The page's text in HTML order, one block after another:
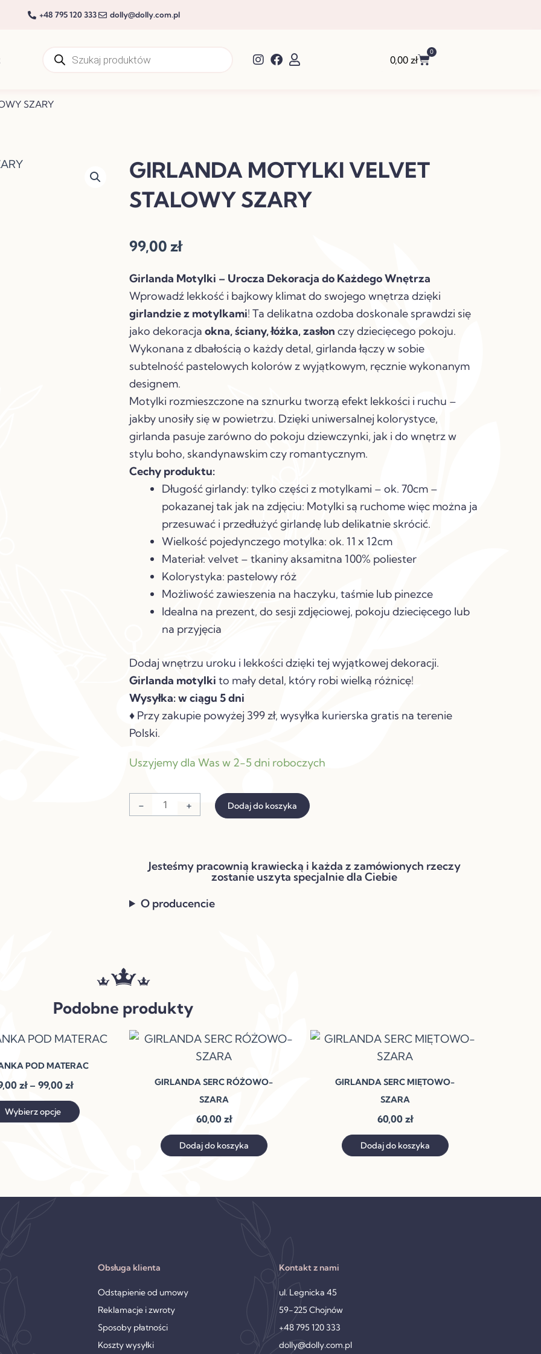
+48 795 120 333 dolly@dolly.com.pl
produktów 0,00 zł
0
Wózek
SZARY
GIRLANDA MOTYLKI VELVET
STALOWY SZARY
99,00 zł
Girlanda Motylki – Urocza Dekoracja do Każdego Wnętrza
Wprowadź lekkość i bajkowy klimat do swojego wnętrza dzięki
girlandzie z motylkami! Ta delikatna ozdoba doskonale sprawdzi się
jako dekoracja okna, ściany, łóżka, zasłon czy dziecięcego pokoju.
Wykonana z dbałością o każdy detal, girlanda łączy w sobie
subtelność pastelowych kolorów z wyjątkowym, ręcznie wykonanym
designem.
Motylki rozmieszczone na sznurku tworzą efekt lekkości i ruchu –
jakby unosiły się w powietrzu. Dzięki uniwersalnej kolorystyce,
girlanda pasuje zarówno do pokoju dziewczynki, jak i do wnętrz w
stylu boho, skandynawskim czy romantycznym.
Cechy produktu:
Długość girlandy: tylko części z motylkami – ok. 70cm –
pokazanej tak jak na zdjęciu: Motylki są ruchome więc można ja
przesuwać i przedłużyć girlandę lub delikatnie skrócić.
Wielkość pojedynczego motylka: ok. 11 x 12cm
Materiał: velvet – tkaniny aksamitna 100% poliester
Kolorystyka: pastelowy róż
Możliwość zawieszenia na haczyku, taśmie lub pinezce
Idealna na prezent, do sesji zdjęciowej, pokoju dziecięcego lub
na przyjęcia
Dodaj wnętrzu uroku i lekkości dzięki tej wyjątkowej dekoracji.
Girlanda motylki to mały detal, który robi wielką różnicę!
Wysyłka: w ciągu 5 dni
♦ Przy zakupie powyżej 399 zł, wysyłka kurierska gratis na terenie
Polski.
Uszyjemy dla Was w 2-5 dni roboczych
-
ilość
MOTYLKI
VELVET
+ Dodaj do koszyka
Jesteśmy pracownią krawiecką i każda z zamówionych rzeczy
zostanie uszyta specjalnie dla Ciebie
O producencie
Podobne produkty
POD MATERAC
zł – 99,00 zł
Zakres
od
59,00 zł
do
99,00 zł
Wybierz opcje
Ten
ma
wariantów.
stronie
GIRLANDA SERC RÓŻOWO-
SZARA
60,00 zł
Dodaj do koszyka
GIRLANDA SERC MIĘTOWO-
SZARA
60,00 zł
Dodaj do koszyka
Obsługa klienta
Odstąpienie od umowy
Reklamacje i zwroty
Sposoby płatności
Koszty wysyłki
Kontakt z nami
ul. Legnicka 45
59-225 Chojnów
+48 795 120 333
dolly@dolly.com.pl